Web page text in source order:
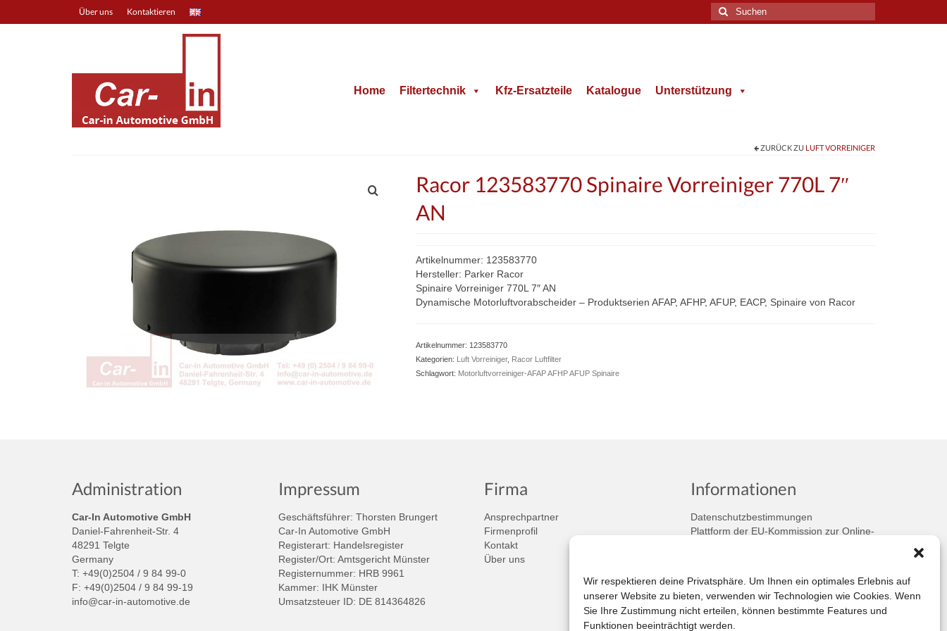
Wir respektieren deine Privatsphäre. Um Ihnen ein optimales Erlebnis auf
unserer Website zu bieten, verwenden wir Technologien wie Cookies. Wenn
Sie Ihre Zustimmung nicht erteilen, können bestimmte Features und
Funktionen beeinträchtigt werden.
Über uns Kontaktieren
Suche
nach:
Home Filtertechnik Kfz-Ersatzteile Katalogue Unterstützung
ZURÜCK ZU LUFT VORREINIGER
Racor 123583770 Spinaire Vorreiniger 770L 7″
AN
Artikelnummer: 123583770
Hersteller: Parker Racor
Spinaire Vorreiniger 770L 7″ AN
Dynamische Motorluftvorabscheider – Produktserien AFAP, AFHP, AFUP, EACP, Spinaire von Racor
Artikelnummer: 123583770
Kategorien: Luft Vorreiniger, Racor Luftfilter
Schlagwort: Motorluftvorreiniger-AFAP AFHP AFUP Spinaire
Administration
Car-In Automotive GmbH
Daniel-Fahrenheit-Str. 4
48291 Telgte
Germany
T: +49(0)2504 / 9 84 99-0
F: +49(0)2504 / 9 84 99-19
info@car-in-automotive.de
Impressum
Geschäftsführer: Thorsten Brungert
Car-In Automotive GmbH
Registerart: Handelsregister
Register/Ort: Amtsgericht Münster
Registernummer: HRB 9961
Kammer: IHK Münster
Umsatzsteuer ID: DE 814364826
Firma
Ansprechpartner
Firmenprofil
Kontakt
Über uns
Informationen
Datenschutzbestimmungen
Plattform der EU-Kommission zur Online-